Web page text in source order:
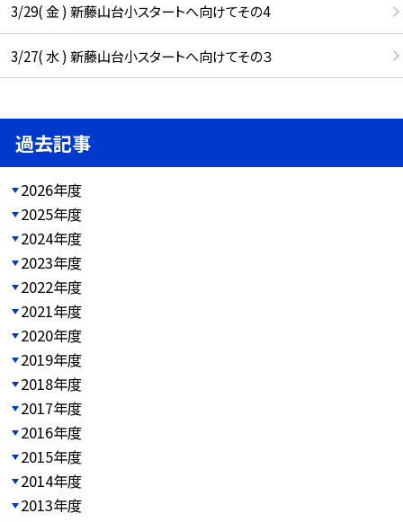
3/29( 金 ) 新藤山台小スタートへ向けてその4
3/27( 水 ) 新藤山台小スタートへ向けてその３
過去記事
2026年度
2025年度
2024年度
2023年度
2022年度
2021年度
2020年度
2019年度
2018年度
2017年度
2016年度
2015年度
2014年度
2013年度